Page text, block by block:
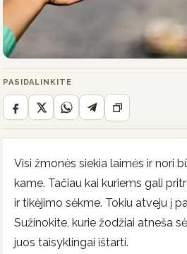
PASIDALINKITE
Visi žmonės siekia laimės ir nori
kame. Tačiau kai kuriems gali
ir tikėjimo sėkme. Tokiu atveju į
Sužinokite, kurie žodžiai atneša
juos taisyklingai ištarti.